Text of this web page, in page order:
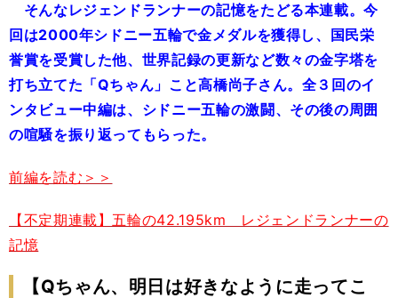
そんなレジェンドランナーの記憶をたどる本連載。今
回は2000年シドニー五輪で金メダルを獲得し、国民栄
誉賞を受賞した他、世界記録の更新など数々の金字塔を
打ち立てた「Qちゃん」こと高橋尚子さん。全３回のイ
ンタビュー中編は、シドニー五輪の激闘、その後の周囲
の喧騒を振り返ってもらった。
前編を読む＞＞
【不定期連載】五輪の42.195km レジェンドランナーの
記憶
【Qちゃん、明日は好きなように走ってこ